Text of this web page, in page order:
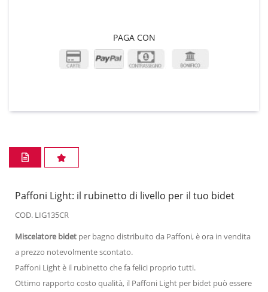
PAGA CON
Paffoni Light: il rubinetto di livello per il tuo bidet
COD. LIG135CR
Miscelatore bidet per bagno distribuito da Paffoni, è ora in vendita
a prezzo notevolmente scontato.
Paffoni Light è il rubinetto che fa felici proprio tutti.
Ottimo rapporto costo qualità, il Paffoni Light per bidet può essere